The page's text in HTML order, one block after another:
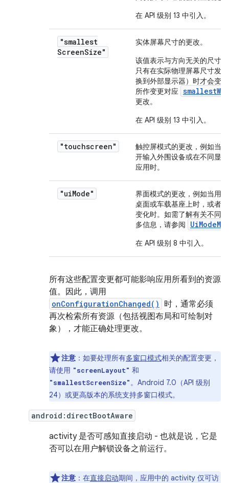
在 API 级别 13 中引入。
"smallest
ScreenSize"
实体屏幕尺寸的更改。
该值表示与方向无关的尺寸
只有在实际物理屏幕尺寸发
换到外部显示器）时才会变
所作变更对应
更改。
在 API 级别 13 中引入。
"touchscreen"
触控屏模式的更改，例如当
开输入外围设备或在不同显
应用时。
"uiMode"
界面模式的更改，例如当用
桌面或车载基座上时，或者
变化时。如需了解有关不同
多信息，请参阅
UiMode
在 API 级别 8 中引入。
所有这些配置变更都可能影响应用所看到的资源
值。因此，调用
onConfigurationChanged()
时，通常必须
再次检索所有资源（包括视图布局和可绘制对
象），才能正确处理更改。
注意 ：如要处理所有多窗口模式相关的配置变更，
请使用 "screenLayout" 和
"smallestScreenSize"。Android 7.0（API 级别
24）或更高版本的系统支持多窗口模式。
android:directBootAware
activity 是否可感知直接启动 - 也就是说，它是
否可以在用户解锁设备之前运行。
注意 ：在直接启动期间，应用中的 activity 仅可访